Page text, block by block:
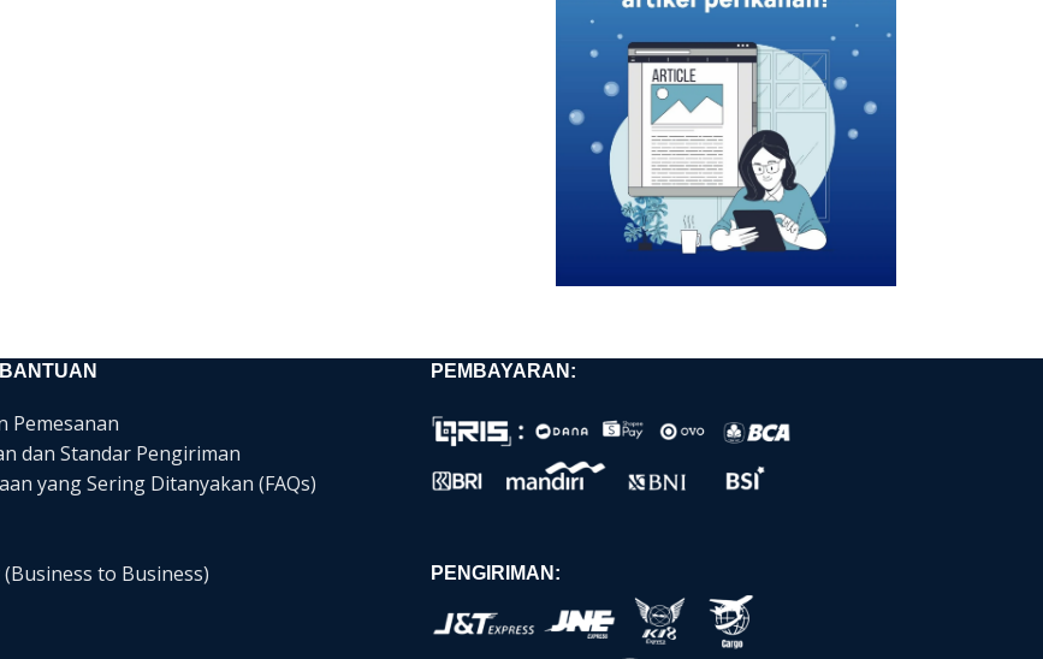
Pemesanan
dan Standar Pengiriman
yang Sering Ditanyakan (FAQs)
(Business to Business)
PEMBAYARAN:
PENGIRIMAN: